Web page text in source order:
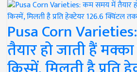
Pusa Corn
तैयार हो जाती हैं